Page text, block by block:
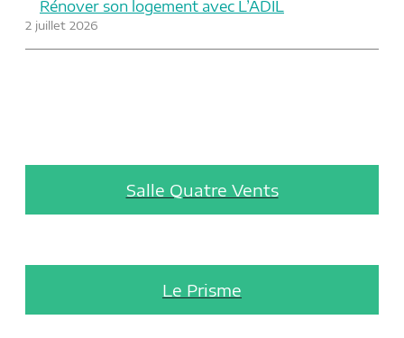
Rénover son logement avec L’ADIL
2 juillet 2026
Salle Quatre Vents
Le Prisme